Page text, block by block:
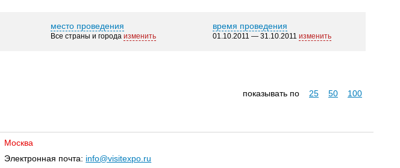
место проведения
Все страны и города изменить
время проведения
01.10.2011 — 31.10.2011 изменить
показывать по 25 50 100
Москва
Электронная почта: info@visitexpo.ru